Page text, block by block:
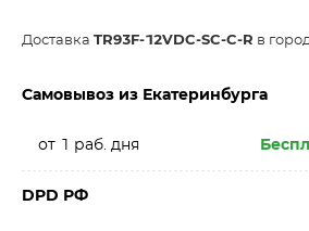
Доставка TR93F-12VDC-SC-C-R в
Самовывоз из Екатеринбурга
от 1 раб. дня
DPD РФ